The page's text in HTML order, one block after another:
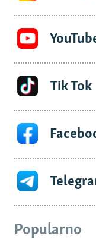
Tik Tok
Popularno